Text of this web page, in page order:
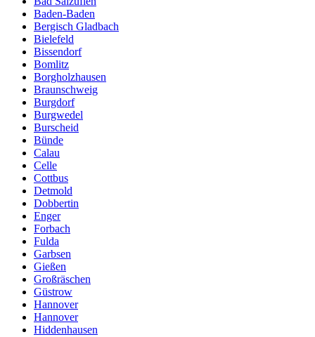
Baden-Baden
Bergisch Gladbach
Bielefeld
Bissendorf
Bomlitz
Borgholzhausen
Braunschweig
Burgdorf
Burgwedel
Burscheid
Bünde
Calau
Celle
Cottbus
Detmold
Dobbertin
Enger
Forbach
Fulda
Garbsen
Gießen
Großräschen
Güstrow
Hannover
Hannover
Hiddenhausen